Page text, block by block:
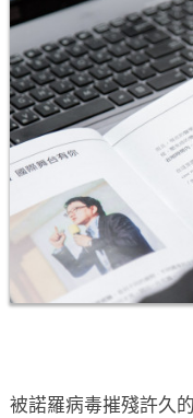
被諾羅病毒摧殘許久